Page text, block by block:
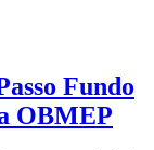
Fundo
OBMEP